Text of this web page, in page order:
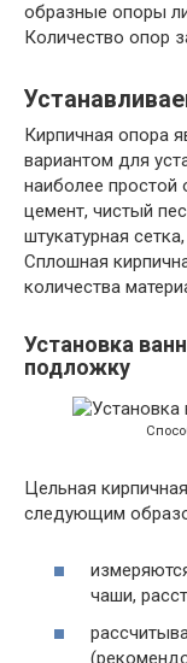
образные опоры
Количество опор
Кирпичная опора
вариантом для
наиболее простой
цемент, чистый
штукатурная
Сплошная
количества
Установка
подложку
Цельная
следующим
чаши,